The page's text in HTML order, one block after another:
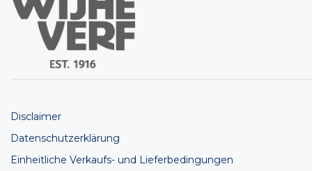
Disclaimer
Datenschutzerklärung
Einheitliche Verkaufs- und Lieferbedingungen